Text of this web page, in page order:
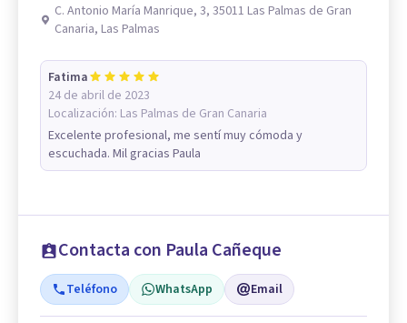
C. Antonio María Manrique, 3, 35011 Las Palmas de Gran
Canaria, Las Palmas
Fatima
24 de abril de 2023
Localización: Las Palmas de Gran Canaria
Excelente profesional, me sentí muy cómoda y
escuchada. Mil gracias Paula
Contacta con Paula Cañeque
Teléfono WhatsApp Email